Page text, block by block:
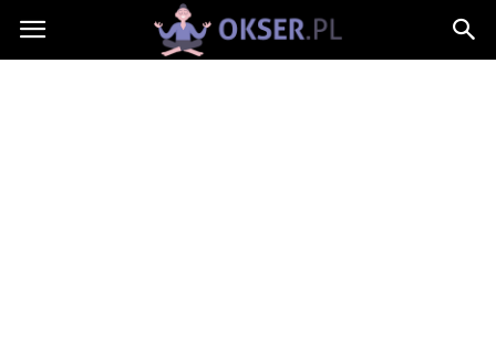
Okser.pl